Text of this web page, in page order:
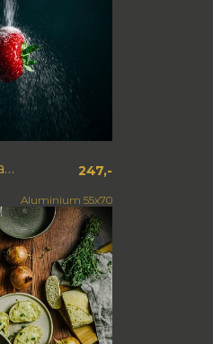
gesuikerde aardbei 247,-
Aluminium 55x70